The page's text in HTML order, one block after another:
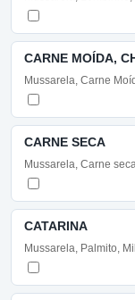
CARNE MOÍDA,
Mussarela, Carne
CARNE SECA
Mussarela, Carne seca
CATARINA
Mussarela, Palmito,